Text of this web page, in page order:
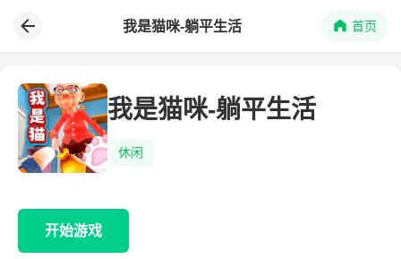
我是猫咪-躺平生活 首页
我是猫咪-躺平生活
休闲
开始游戏